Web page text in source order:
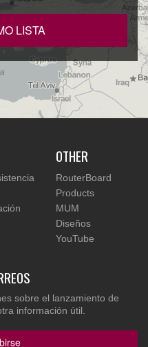
LISTA
OTHER
RouterBoard
Products
MUM
Diseños
YouTube
sobre el lanzamiento de
información útil.